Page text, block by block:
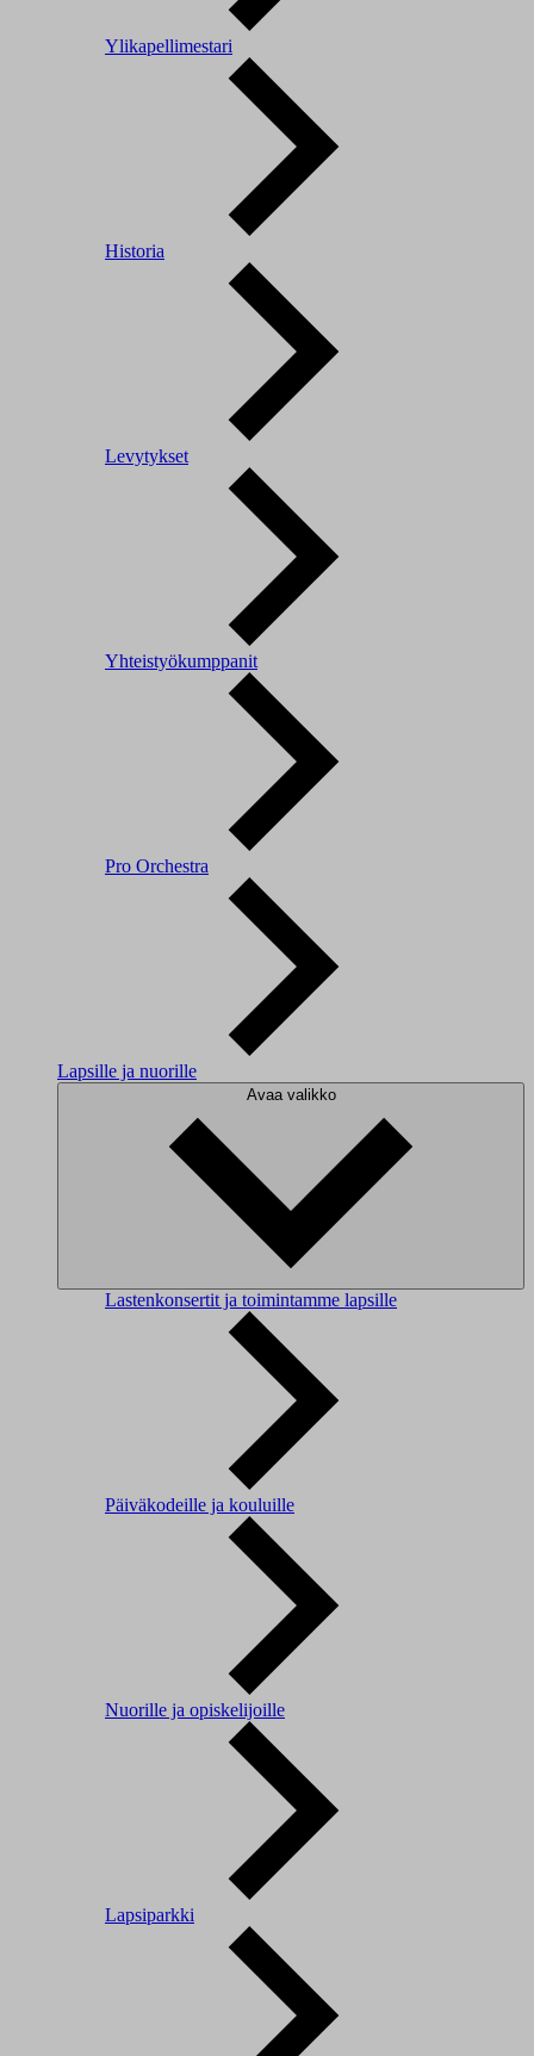
Ylikapellimestari
Historia
Levytykset
Yhteistyökumppanit
Pro Orchestra
Lapsille ja nuorille
Avaa valikko
Lastenkonsertit ja toimintamme lapsille
Päiväkodeille ja kouluille
Nuorille ja opiskelijoille
Lapsiparkki